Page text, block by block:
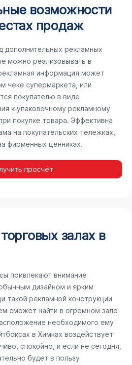
возможности
продаж
рекламных
можно реализовывать в
информация может
чеке супермаркета, или
покупателю в виде
к упаковочному рекламному
покупке товара. Эффективна
на покупательских тележках,
фирменных ценниках.
просчёт
залах в
привлекают внимание
дизайном и ярким
такой рекламной конструкции
сможет найти в огромном зале
необходимого ему
в Химках воздействует
спокойно, и если не сегодня,
будет в пользу